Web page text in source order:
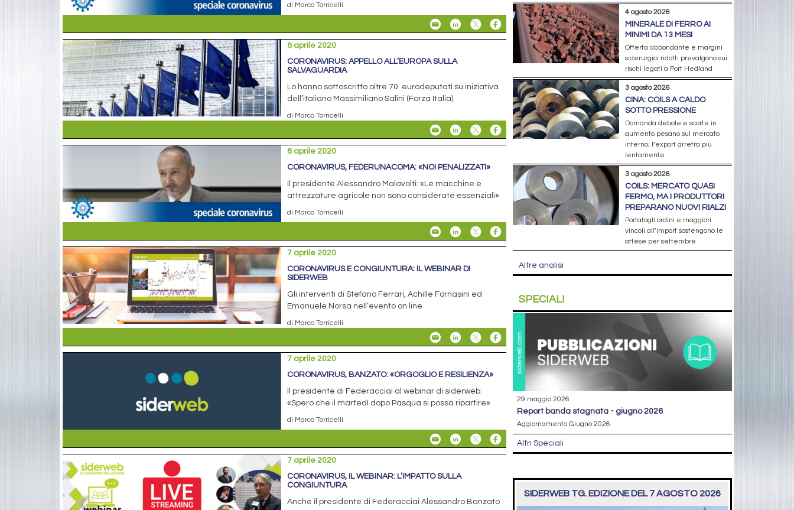
di Marco Torricelli
8 aprile 2020
CORONAVIRUS: APPELLO ALL’EUROPA SULLA
SALVAGUARDIA
Lo hanno sottoscritto oltre 70 eurodeputati su iniziativa
dell’italiano Massimiliano Salini (Forza Italia)
di Marco Torricelli
8 aprile 2020
CORONAVIRUS, FEDERUNACOMA: «NOI PENALIZZATI»
Il presidente Alessandro Malavolti: «Le macchine e
attrezzature agricole non sono considerate essenziali»
di Marco Torricelli
7 aprile 2020
CORONAVIRUS E CONGIUNTURA: IL WEBINAR DI
SIDERWEB
Gli interventi di Stefano Ferrari, Achille Fornasini ed
Emanuele Norsa nell’evento on line
di Marco Torricelli
7 aprile 2020
CORONAVIRUS, BANZATO: «ORGOGLIO E RESILIENZA»
Il presidente di Federacciai al webinar di siderweb:
«Spero che il martedì dopo Pasqua si possa ripartire»
di Marco Torricelli
7 aprile 2020
CORONAVIRUS, IL WEBINAR: L’IMPATTO SULLA
CONGIUNTURA
Anche il presidente di Federacciai Alessandro Banzato
4 agosto 2026
MINERALE DI FERRO AI
MINIMI DA 13 MESI
Offerta abbondante e margini
siderurgici ridotti prevalgono sui
rischi legati a Port Hedland
3 agosto 2026
CINA: COILS A CALDO
SOTTO PRESSIONE
Domanda debole e scorte in
aumento pesano sul mercato
interno; l’export arretra più
lentamente
3 agosto 2026
COILS: MERCATO QUASI
FERMO, MA I PRODUTTORI
PREPARANO NUOVI RIALZI
Portafogli ordini e maggiori
vincoli all’import sostengono le
attese per settembre
Altre analisi
SPECIALI
29 maggio 2026
report banda stagnata - giugno 2026
Aggiornamento Giugno 2026
Altri Speciali
SIDERWEB TG. EDIZIONE DEL 7 AGOSTO 2026